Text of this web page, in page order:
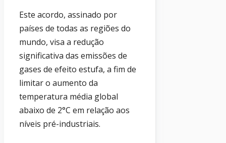
Este acordo, assinado por
países de todas as regiões do
mundo, visa a redução
significativa das emissões de
gases de efeito estufa, a fim de
limitar o aumento da
temperatura média global
abaixo de 2°C em relação aos
níveis pré-industriais.